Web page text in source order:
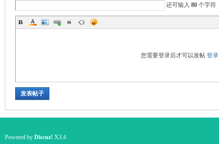
还可输入 80 个字符
您需要登录后才可以发帖 登录
发表帖子
Powered by Discuz! X3.4